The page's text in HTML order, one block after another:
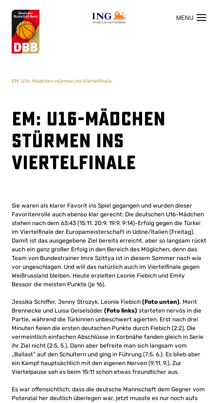
OFFIZIELLER HAUPTSPONSOR
EM: U16-Mädchen stürmen ins Viertelfinale
EM: U16-Mädchen
stürmen ins
Viertelfinale
Sie waren als klarer Favorit ins Spiel gegangen und wurden dieser
Favoritenrolle auch ebenso klar gerecht: Die deutschen U16-Mädchen
stehen nach dem 63:43 (15:11, 20:9, 19:9, 9:14)-Erfolg gegen die Türkei
im Viertelfinale der Europameisterschaft in Udine/Italien (Freitag).
Damit ist das ausgegebene Ziel bereits erreicht, aber so langsam rückt
auch ein ganz großer Erfolg in den Bereich des Möglichen, denn das
Team von Bundestrainer Imre Szittya ist in diesem Sommer nach wie
vor ungeschlagen. Und will das natürlich auch im Viertelfinale gegen
Weißrussland bleiben. Heute erzielten Leonie Fiebich und Emily
Bessoir die meisten Punkte (je 16).
Jessika Schiffer, Jenny Strozyk, Leonie Fiebich (Foto unten), Merit
Brennecke und Luisa Geiselsöder (Foto links) starteten nervös in die
Partie, während die Türkinnen unbeschwert agierten. Erst nach drei
Minuten fielen die ersten deutschen Punkte durch Fiebich (2:2). Die
vermeintlich einfachen Abschlüsse in Korbnähe fanden gleich in Serie
ihr Ziel nicht (2:5, 5.). Dann aber befreite man sich langsam vom
„Ballast“ auf den Schultern und ging in Führung (7:5, 6.). Es blieb aber
ein Kampf hauptsächlich mit den eigenen Nerven (9:11, 9.). Zur
Viertelpause sah es beim 15:11 schon etwas freundlicher aus.
Es war offensichtlich, dass die deutsche Mannschaft dem Gegner vom
Potenzial her deutlich überlegen war, jetzt musste es nur noch aufs